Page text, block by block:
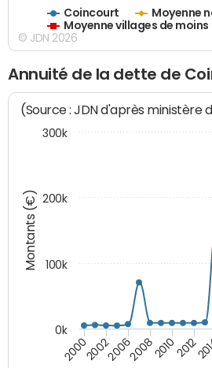
Coincourt
Moyenne
Moyenne villages de
© JDN 2026
Annuité de la dette de
Montants (€)
(Source : JDN d'après ministère
200020022006200820102012
0k
100k
200k
300k